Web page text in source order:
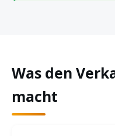
Was den
macht